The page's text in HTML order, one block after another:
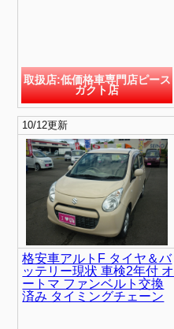
取扱店:低価格車専門店ピース
ガクト店
10/12更新
格安車アルトF タイヤ＆バ
ッテリー現状 車検2年付 オ
ートマ ファンベルト交換
済み タイミングチェーン